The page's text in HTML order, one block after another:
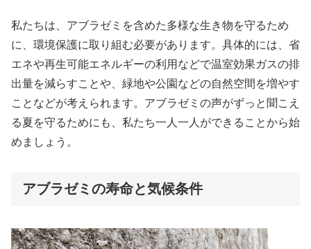
私たちは、アブラゼミを含めた多様な生き物を守るため
に、環境保護に取り組む必要があります。具体的には、省
エネや再生可能エネルギーの利用などで温室効果ガスの排
出量を減らすことや、緑地や公園などの自然空間を増やす
ことなどが考えられます。アブラゼミの声がずっと聞こえ
る夏を守るためにも、私たち一人一人ができることから始
めましょう。
アブラゼミの寿命と気候条件